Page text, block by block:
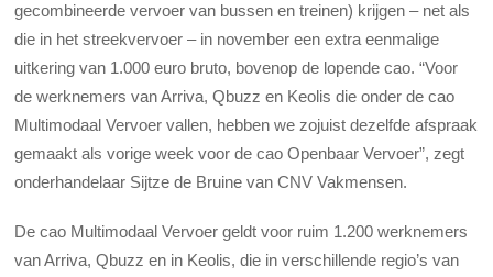
gecombineerde vervoer van bussen en treinen) krijgen – net als
die in het streekvervoer – in november een extra eenmalige
uitkering van 1.000 euro bruto, bovenop de lopende cao. “Voor
de werknemers van Arriva, Qbuzz en Keolis die onder de cao
Multimodaal Vervoer vallen, hebben we zojuist dezelfde afspraak
gemaakt als vorige week voor de cao Openbaar Vervoer”, zegt
onderhandelaar Sijtze de Bruine van CNV Vakmensen.
De cao Multimodaal Vervoer geldt voor ruim 1.200 werknemers
van Arriva, Qbuzz en in Keolis, die in verschillende regio’s van